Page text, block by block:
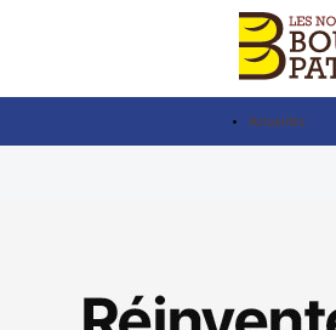
Actualités